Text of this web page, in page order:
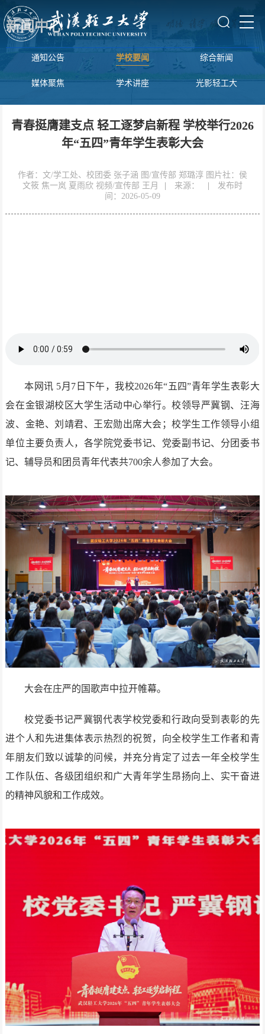
新闻中心
通知公告 学校要闻 综合新闻
媒体聚焦 学术讲座 光影轻工大
青春挺膺建支点 轻工逐梦启新程 学校举行2026
年“五四”青年学生表彰大会
作者：文/学工处、校团委 张子涵 图/宣传部 郑璐淳 图片社：侯
文筱 焦一岚 夏雨欣 视频/宣传部 王月
来源：
发布时
间：2026-05-09
本网讯 5月7日下午，我校2026年“五四”青年学生表彰大
会在金银湖校区大学生活动中心举行。校领导严冀钢、汪海
波、金艳、刘靖君、王宏勋出席大会；校学生工作领导小组
单位主要负责人，各学院党委书记、党委副书记、分团委书
记、辅导员和团员青年代表共700余人参加了大会。
大会在庄严的国歌声中拉开帷幕。
校党委书记严冀钢代表学校党委和行政向受到表彰的先
进个人和先进集体表示热烈的祝贺，向全校学生工作者和青
年朋友们致以诚挚的问候，并充分肯定了过去一年全校学生
工作队伍、各级团组织和广大青年学生昂扬向上、实干奋进
的精神风貌和工作成效。